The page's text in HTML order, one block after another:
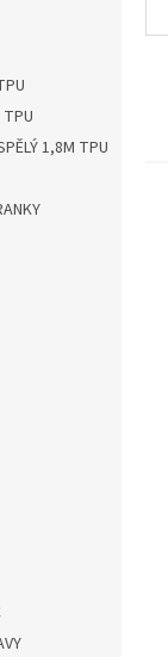
TPU
1,8M TPU